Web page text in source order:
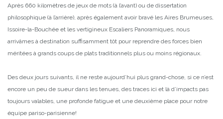
Après 660 kilomètres de jeux de mots (à l’avant) ou de dissertation
philosophique (à l’arrière), après également avoir bravé les Aires Brumeuses,
Issoire-la-Bouchée et les vertigineux Escaliers Panoramiques, nous
arrivâmes à destination suffisamment tôt pour reprendre des forces bien
méritées à grands coups de plats traditionnels plus ou moins régionaux.
Des deux jours suivants, il ne reste aujourd’hui plus grand-chose, si ce n’est
encore un peu de sueur dans les tenues, des traces ici et là d’impacts pas
toujours valables, une profonde fatigue et une deuxième place pour notre
équipe pariso-parisienne!